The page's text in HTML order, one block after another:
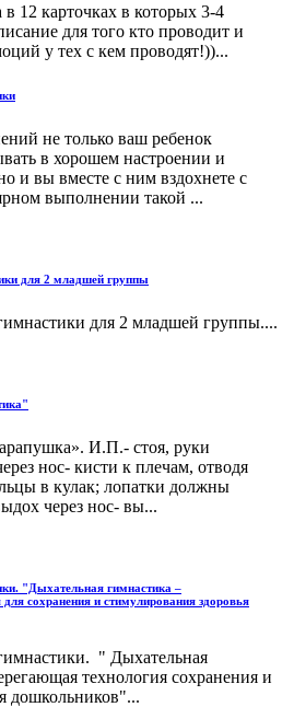
12 карточках в которых 3-4
для того кто проводит и
у тех с кем проводят!))...
не только ваш ребенок
в хорошем настроении и
и вы вместе с ним вздохнете с
выполнении такой ...
для 2 младшей группы
для 2 младшей группы....
И.П.- стоя, руки
нос- кисти к плечам, отводя
в кулак; лопатки должны
через нос- вы...
"Дыхательная гимнастика –
сохранения и стимулирования здоровья
" Дыхательная
технология сохранения и
дошкольников"...